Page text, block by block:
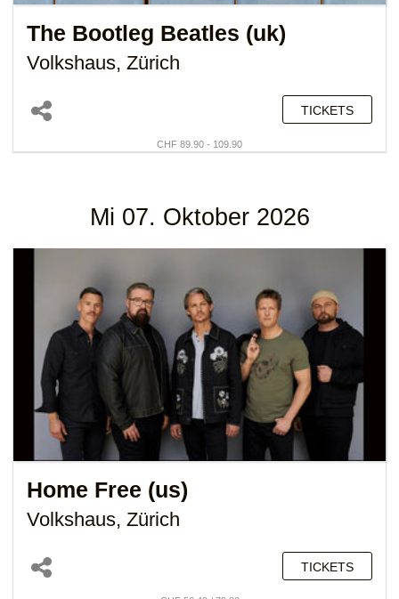
The Bootleg Beatles (uk)
Volkshaus, Zürich
TICKETS
CHF 89.90 - 109.90
Mi 07. Oktober 2026
Home Free (us)
Volkshaus, Zürich
TICKETS